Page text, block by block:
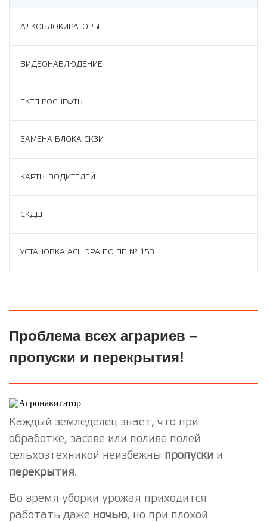
АЛКОБЛОКИРАТОРЫ
ВИДЕОНАБЛЮДЕНИЕ
ЕКТП РОСНЕФТЬ
ЗАМЕНА БЛОКА СКЗИ
КАРТЫ ВОДИТЕЛЕЙ
СКДШ
УСТАНОВКА АСН ЭРА ПО ПП № 153
Проблема всех аграриев –
пропуски и перекрытия!
Каждый земледелец знает, что при
обработке, засеве или поливе полей
сельхозтехникой неизбежны пропуски и
перекрытия.
Во время уборки урожая приходится
работать даже ночью, но при плохой